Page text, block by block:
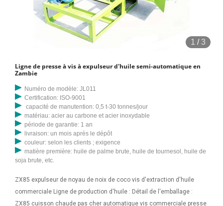
1 /3
Ligne de presse à vis à expulseur d'huile semi-automatique en
Zambie
Numéro de modèle: JL011
Certification: ISO-9001
capacité de manutention: 0,5 t-30 tonnes/jour
matériau: acier au carbone et acier inoxydable
période de garantie: 1 an
livraison: un mois après le dépôt
couleur: selon les clients ; exigence
matière première: huile de palme brute, huile de tournesol, huile de
soja brute, etc.
ZX85 expulseur de noyau de noix de coco vis d'extraction d'huile
commerciale Ligne de production d'huile : Détail de l'emballage :
ZX85 cuisson chaude pas cher automatique vis commerciale presse